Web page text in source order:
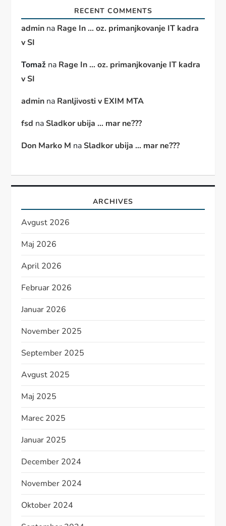
RECENT COMMENTS
admin na Rage In … oz. primanjkovanje IT kadra
v SI
Tomaž na Rage In … oz. primanjkovanje IT kadra
v SI
admin na Ranljivosti v EXIM MTA
fsd naSladkor ubija … mar ne???
Don Marko M naSladkor ubija … mar ne???
ARCHIVES
Avgust 2026
Maj 2026
April 2026
Februar 2026
Januar 2026
November 2025
September 2025
Avgust 2025
Maj 2025
Marec 2025
Januar 2025
December 2024
November 2024
Oktober 2024